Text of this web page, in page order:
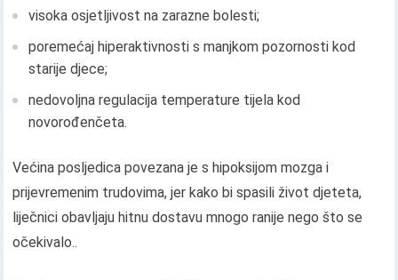
visoka osjetljivost na zarazne bolesti;
poremećaj hiperaktivnosti s manjkom pozornosti kod
starije djece;
nedovoljna regulacija temperature tijela kod
novorođenčeta.
Većina posljedica povezana je s hipoksijom mozga i
prijevremenim trudovima, jer kako bi spasili život djeteta,
liječnici obavljaju hitnu dostavu mnogo ranije nego što se
očekivalo..